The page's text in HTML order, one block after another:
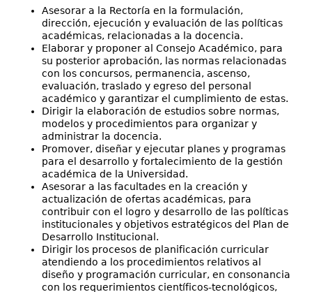
Asesorar a la Rectoría en la formulación,
dirección, ejecución y evaluación de las políticas
académicas, relacionadas a la docencia.
Elaborar y proponer al Consejo Académico, para
su posterior aprobación, las normas relacionadas
con los concursos, permanencia, ascenso,
evaluación, traslado y egreso del personal
académico y garantizar el cumplimiento de estas.
Dirigir la elaboración de estudios sobre normas,
modelos y procedimientos para organizar y
administrar la docencia.
Promover, diseñar y ejecutar planes y programas
para el desarrollo y fortalecimiento de la gestión
académica de la Universidad.
Asesorar a las facultades en la creación y
actualización de ofertas académicas, para
contribuir con el logro y desarrollo de las políticas
institucionales y objetivos estratégicos del Plan de
Desarrollo Institucional.
Dirigir los procesos de planificación curricular
atendiendo a los procedimientos relativos al
diseño y programación curricular, en consonancia
con los requerimientos científicos-tecnológicos,